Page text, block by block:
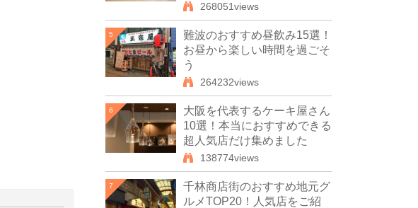
268051views
5
難波のおすすめ昼飲み15選！
お昼から楽しい時間を過ごそ
う
264232views
6
大阪を代表するケーキ屋さん
10選！本当におすすめできる
超人気店だけ集めました
138774views
7
千林商店街のおすすめ地元グ
ルメTOP20！人気店をご紹